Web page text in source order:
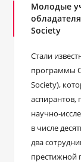
Молодые
Society
Стали
программы
Society),
аспирантов,
научно-
в числе
два
престижной